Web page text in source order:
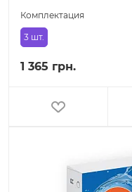
Комплектация
3 шт.
1 365 грн.